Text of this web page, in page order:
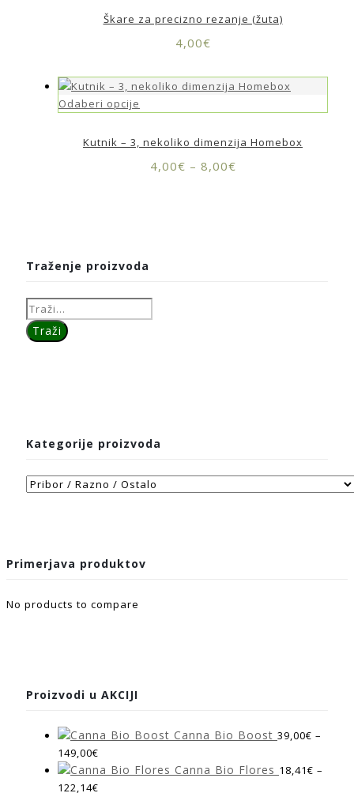
Škare za precizno rezanje (žuta)
4,00€
Odaberi opcije
Kutnik – 3, nekoliko dimenzija Homebox
4,00€ – 8,00€
Traženje proizvoda
Kategorije proizvoda
Primerjava produktov
No products to compare
Proizvodi u AKCIJI
Canna Bio Boost 39,00€ –
149,00€
Canna Bio Flores 18,41€ –
122,14€